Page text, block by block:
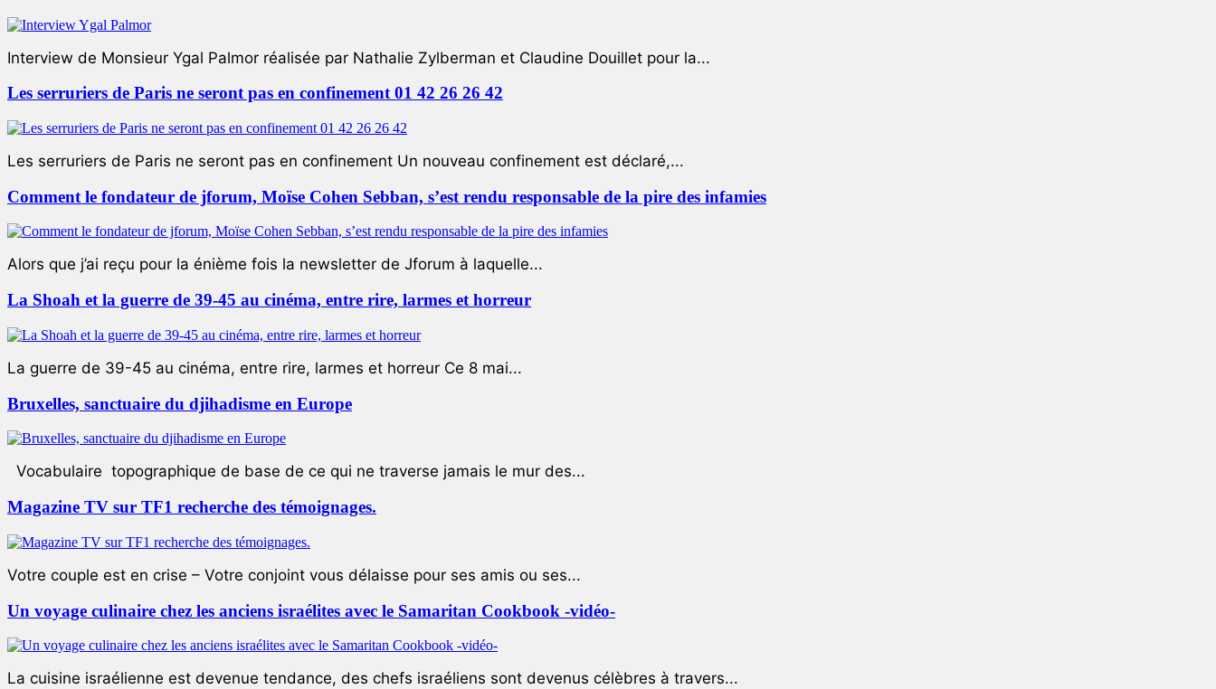
Interview de Monsieur Ygal Palmor réalisée par Nathalie Zylberman et Claudine Douillet pour la...
Les serruriers de Paris ne seront pas en confinement 01 42 26 26 42
Les serruriers de Paris ne seront pas en confinement Un nouveau confinement est déclaré,...
Comment le fondateur de jforum, Moïse Cohen Sebban, s’est rendu responsable de la pire des infamies
Alors que j’ai reçu pour la énième fois la newsletter de Jforum à laquelle...
La Shoah et la guerre de 39-45 au cinéma, entre rire, larmes et horreur
La guerre de 39-45 au cinéma, entre rire, larmes et horreur Ce 8 mai...
Bruxelles, sanctuaire du djihadisme en Europe
Vocabulaire topographique de base de ce qui ne traverse jamais le mur des...
Magazine TV sur TF1 recherche des témoignages.
Votre couple est en crise – Votre conjoint vous délaisse pour ses amis ou ses...
Un voyage culinaire chez les anciens israélites avec le Samaritan Cookbook -vidéo-
La cuisine israélienne est devenue tendance, des chefs israéliens sont devenus célèbres à travers...